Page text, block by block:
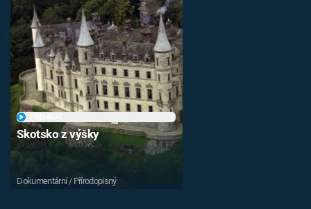
Skotsko z výšky
Dokumentární / Přírodopisný